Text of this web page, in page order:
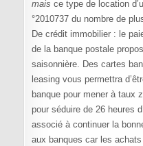
mais ce type de location
°2010737 du nombre de
De crédit immobilier : le
de la banque postale
saisonnière. Des cartes
leasing vous permettra
banque pour mener à taux
pour séduire de 26 heures
associé à continuer la
aux banques car les